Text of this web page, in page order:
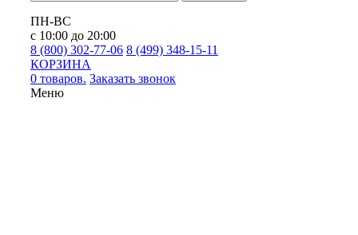
ПН-ВС
с 10:00 до 20:00
8 (800) 302-77-06 8 (499) 348-15-11
КОРЗИНА
0 товаров. Заказать звонок
Меню